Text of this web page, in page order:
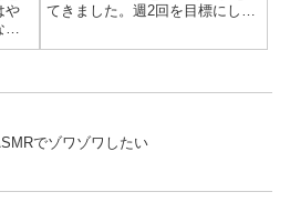
や
念
てきました。週2回を目標にして
か達成できません。トレーニン
ん。ちゃんと行く曜日を決めた
でゾワゾワしたい